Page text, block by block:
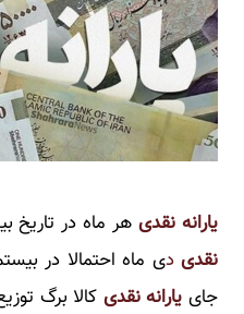
یارانه نقدیهر ماه در تاریخ
نقدیدی ماه احتمالا در
جاییارانه نقدی کالا برگ